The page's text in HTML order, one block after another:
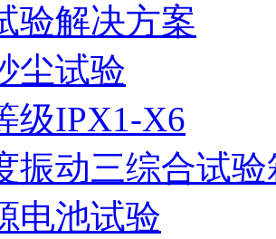
验解决方案
尘试验
级IPX1-X6
振动三综合试验
电池试验